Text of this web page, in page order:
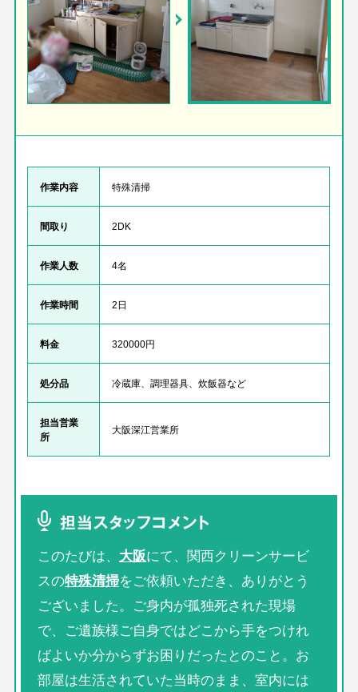
作業内容 特殊清掃
間取り 2DK
作業人数 4名
作業時間 2日
料金 320000円
処分品 冷蔵庫、調理器具、炊飯器など
担当営業
所
大阪深江営業所
担当スタッフコメント
このたびは、 大阪にて、関西クリーンサービ
スの特殊清掃をご依頼いただき、ありがとう
ございました。ご身内が孤独死された現場
で、ご遺族様ご自身ではどこから手をつけれ
ばよいか分からずお困りだったとのこと。お
部屋は生活されていた当時のまま、室内には